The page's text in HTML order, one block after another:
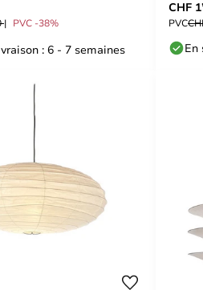
PVC -38%
: 6 - 7 semaines
CHF
PVC
En